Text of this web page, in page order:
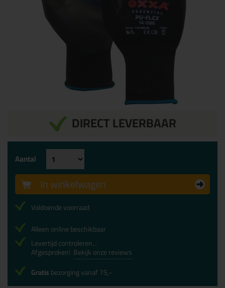
DIRECT LEVERBAAR
Aantal
In winkelwagen
Voldoende voorraad
Alleen online beschikbaar
Levertijd controleren...
Afgesproken! Bekijk onze reviews
Gratisbezorging vanaf 75,-